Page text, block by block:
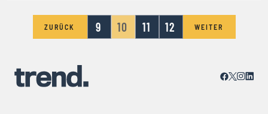
ZURÜCK 9 10 11 12 WEITER